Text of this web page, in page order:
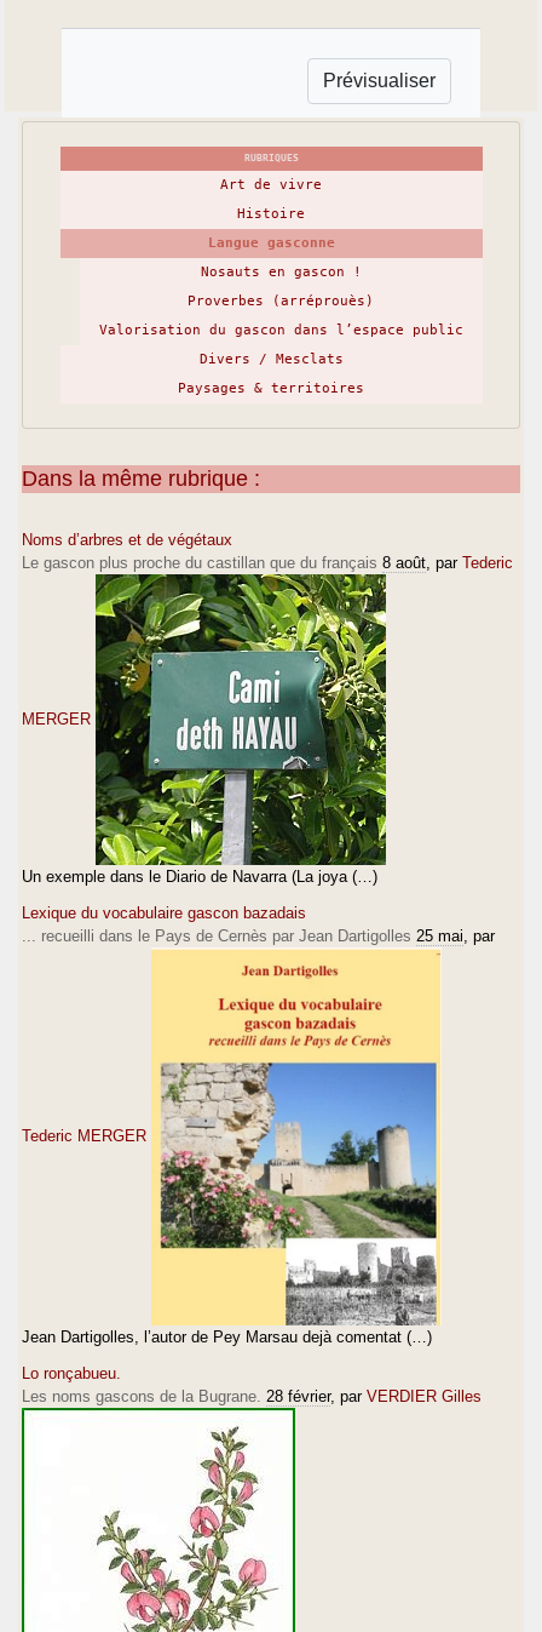
RUBRIQUES
Art de vivre
Histoire
Langue gasconne
Nosauts en gascon !
Proverbes (arréprouès)
Valorisation du gascon dans l’espace public
Divers / Mesclats
Paysages & territoires
Dans la même rubrique :
Noms d’arbres et de végétaux
Le gascon plus proche du castillan que du français 8 août , par Tederic
MERGER
Un exemple dans le Diario de Navarra (La joya (…)
Lexique du vocabulaire gascon bazadais
... recueilli dans le Pays de Cernès par Jean Dartigolles 25 mai , par
Tederic MERGER
Jean Dartigolles, l’autor de Pey Marsau dejà comentat (…)
Lo ronçabueu.
Les noms gascons de la Bugrane. 28 février, par VERDIER Gilles